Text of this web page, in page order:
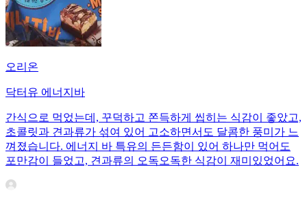
오리온
닥터유 에너지바
간식으로 먹었는데, 꾸덕하고 쫀득하게 씹히는 식감이 좋았고,
초콜릿과 견과류가 섞여 있어 고소하면서도 달콤한 풍미가 느
껴졌습니다. 에너지 바 특유의 든든함이 있어 하나만 먹어도
포만감이 들었고, 견과류의 오독오독한 식감이 재미있었어요.